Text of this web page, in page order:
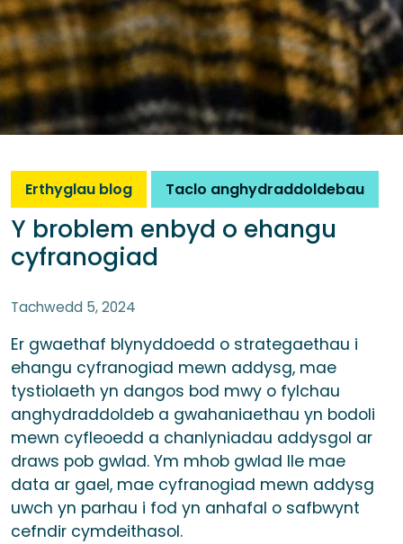
Erthyglau blog Taclo anghydraddoldebau
Y broblem enbyd o ehangu
cyfranogiad
Tachwedd 5, 2024
Er gwaethaf blynyddoedd o strategaethau i
ehangu cyfranogiad mewn addysg, mae
tystiolaeth yn dangos bod mwy o fylchau
anghydraddoldeb a gwahaniaethau yn bodoli
mewn cyfleoedd a chanlyniadau addysgol ar
draws pob gwlad. Ym mhob gwlad lle mae
data ar gael, mae cyfranogiad mewn addysg
uwch yn parhau i fod yn anhafal o safbwynt
cefndir cymdeithasol.